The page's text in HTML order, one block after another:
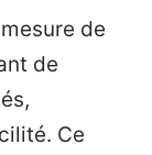
de
de
Ce